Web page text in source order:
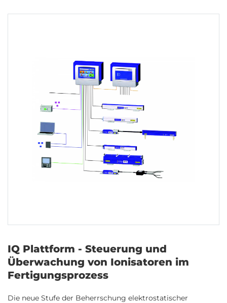
IQ Plattform - Steuerung und
Überwachung von Ionisatoren im
Fertigungsprozess
Die neue Stufe der Beherrschung elektrostatischer